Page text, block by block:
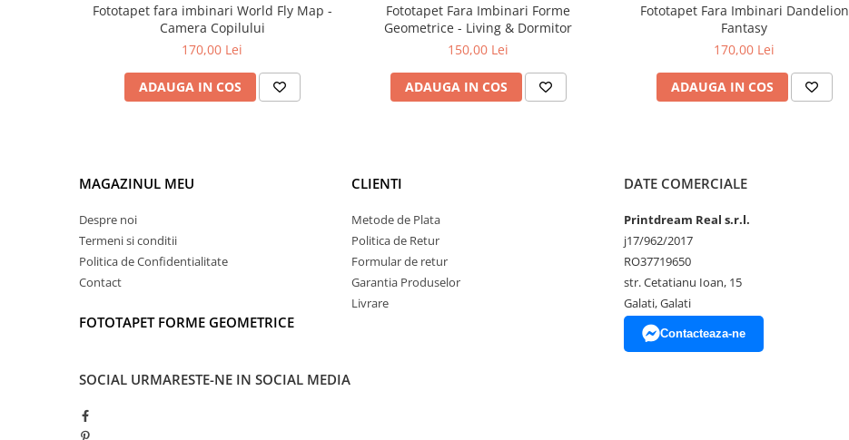
Fototapet fara imbinari World Fly Map -
Camera Copilului
170,00 Lei
ADAUGA IN COS
Fototapet Fara Imbinari Forme
Geometrice - Living & Dormitor
150,00 Lei
ADAUGA IN COS
Fototapet Fara Imbinari Dandelion
Fantasy
170,00 Lei
ADAUGA IN COS
MAGAZINUL MEU
Despre noi
Termeni si conditii
Politica de Confidentialitate
Contact
FOTOTAPET FORME GEOMETRICE
CLIENTI
Metode de Plata
Politica de Retur
Formular de retur
Garantia Produselor
Livrare
DATE COMERCIALE
Printdream Real s.r.l.
j17/962/2017
RO37719650
str. Cetatianu Ioan, 15
Galati, Galati
Contacteaza-ne
SOCIAL URMARESTE-NE IN SOCIAL MEDIA